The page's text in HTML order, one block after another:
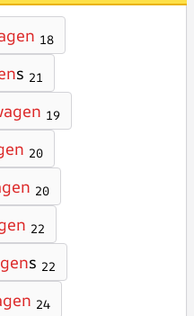
18
s 21
19
20
20
22
s 22
24